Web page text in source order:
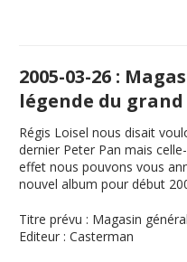
2005-03-26 :
légende du
Régis Loisel nous disait
dernier Peter Pan mais
effet nous pouvons vous
nouvel album pour début
Titre prévu : Magasin général
Editeur : Casterman